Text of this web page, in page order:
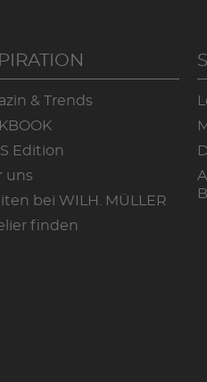
& Trends
Edition
uns
bei WILH. MÜLLER
finden